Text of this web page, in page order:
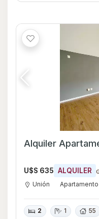
Alquiler
U$S 635 ALQUILER
Unión Apartamento
2 1 55